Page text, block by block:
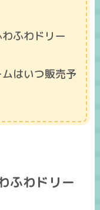
ふわドリー
はいつ販売予
ふわドリー